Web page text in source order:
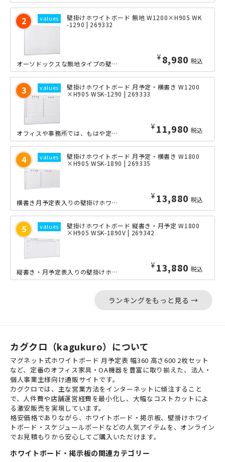
壁掛けホワイトボード 無地 W1200×H905 WK
-1290 | 269332
¥ 8,980 税込
オーソドックスな無地タイプの壁掛けホワイトボードを大特価でご提供いたします。ミー...
壁掛けホワイトボード 月予定・横書き W1200
×H905 WSK-1290 | 269333
¥ 11,980 税込
オフィスや事務所では、もはや定番と言える月間予定表入りのタイプの壁掛けホワイトボ...
壁掛けホワイトボード 月予定・横書き W1800
×H905 WSK-1890 | 269335
¥ 13,880 税込
横書き月予定表入りの壁掛けホワイトボード。こちらは幅1800mmのワイドサイズで...
壁掛けホワイトボード 縦書き・月予定 W1800
×H905 WSK-1890V | 269342
¥ 13,880 税込
縦書き・月予定表入りの壁掛けホワイトボード。こちらは幅1800mmのワイドサイズ...
ランキングをもっと見る →
カグクロ（kagukuro）について
マグネット式ホワイトボード 月予定表 幅360 高さ600 2枚セット
など、定番のオフィス家具・OA機器を豊富に取り揃えた、法人・
個人事業主様向け通販サイトです。
カグクロでは、主な営業方法をインターネットに傾注すること
で、人件費や店舗運営経費を最小化し、大幅なコストカットによ
る激安販売を実現しています。
格安価格でありながら、ホワイトボード・掲示板、壁掛けホワイ
トボード・スケジュールボードなどの人気アイテムを、オンライン
でお見積もりから安心してご購入いただけます。
ホワイトボード・掲示板の関連カテゴリー